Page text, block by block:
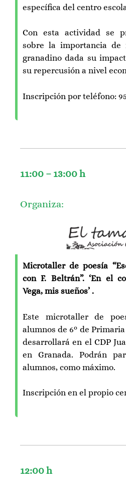
específica del centro
Con esta actividad se
sobre la importancia de
granadino dada su
su repercusión a nivel
Inscripción por teléfono:
11:00 – 13:00 h
Organiza:
Microtaller de poesía
con F. Beltrán”. ‘En el
Vega, mis sueños’ .
Este microtaller de
alumnos de 6º de Primaria
desarrollará en el CDP
en Granada. Podrán
alumnos, como máximo.
Inscripción en el propio
12:00 h